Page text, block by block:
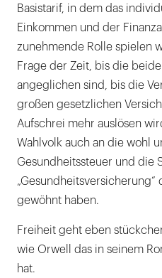
Basistarif, in dem das
Einkommen und der
zunehmende Rolle spielen
Frage der Zeit, bis die
angeglichen sind, bis die
großen gesetzlichen
Aufschrei mehr auslösen
Wahlvolk auch an die wohl
Gesundheitssteuer und die
gewöhnt haben.
Freiheit geht eben
wie Orwell das in seinem
hat.